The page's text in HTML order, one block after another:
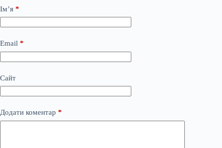
Ім’я *
Email *
Сайт
Додати коментар *